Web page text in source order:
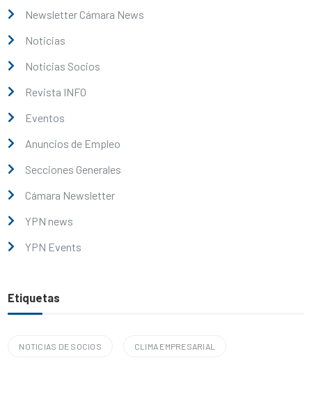
Newsletter Cámara News
Noticias
Noticias Socios
Revista INFO
Eventos
Anuncios de Empleo
Secciones Generales
Cámara Newsletter
YPN news
YPN Events
Etiquetas
NOTICIAS DE SOCIOS CLIMA EMPRESARIAL